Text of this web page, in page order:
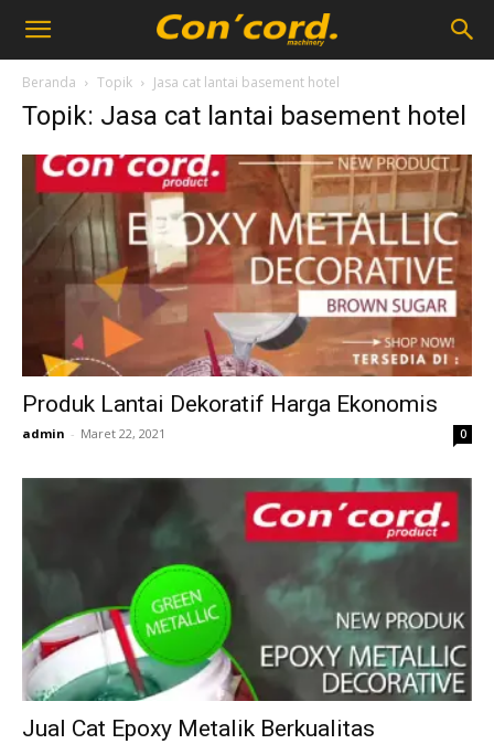
Beranda Topik Jasa cat lantai basement hotel
Topik: Jasa cat lantai basement hotel
Produk Lantai Dekoratif Harga Ekonomis
admin - Maret 22, 2021 0
Jual Cat Epoxy Metalik Berkualitas